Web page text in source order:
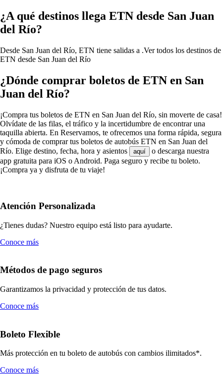
¿A qué destinos llega ETN desde San Juan
del Río?
Desde San Juan del Río, ETN tiene salidas a .Ver todos los destinos de
ETN desde San Juan del Río
¿Dónde comprar boletos de ETN en San
Juan del Río?
¡Compra tus boletos de ETN en San Juan del Río, sin moverte de casa!
Olvídate de las filas, el tráfico y la incertidumbre de encontrar una
taquilla abierta. En Reservamos, te ofrecemos una forma rápida, segura
y cómoda de comprar tus boletos de autobús ETN en San Juan del
Río. Elige destino, fecha, hora y asientos
aquí
o descarga nuestra
app gratuita para iOS o Android. Paga seguro y recibe tu boleto.
¡Compra ya y disfruta de tu viaje!
Atención Personalizada
¿Tienes dudas? Nuestro equipo está listo para ayudarte.
Conoce más
Métodos de pago seguros
Garantizamos la privacidad y protección de tus datos.
Conoce más
Boleto Flexible
Más protección en tu boleto de autobús con cambios ilimitados*.
Conoce más